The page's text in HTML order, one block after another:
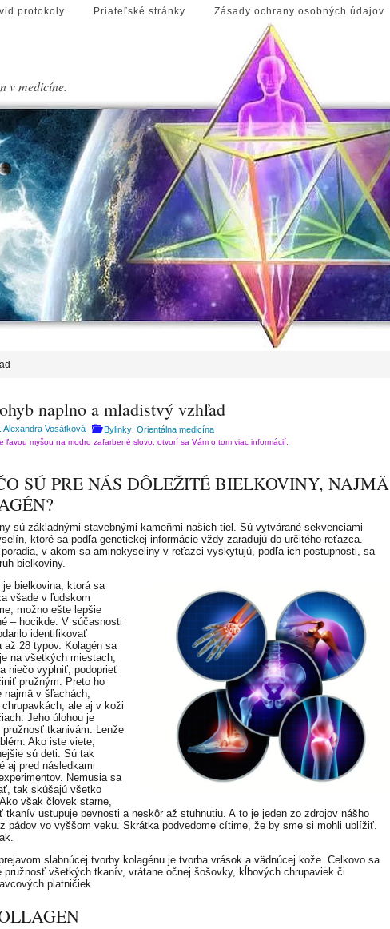
protokoly Priateľské stránky Zásady ochrany osobných údajov
v medicíne.
naplno a mladistvý vzhľad
Alexandra Vosátková Bylinky, Orientálna medicína
ľavou myšou na modro zafarbené slovo, otvorí sa Vám o tom viac informácií.
SÚ PRE NÁS DÔLEŽITÉ BIELKOVINY, NAJMÄ
sú základnými stavebnými kameňmi našich tiel. Sú vytvárané sekvenciami
ktoré sa podľa genetickej informácie vždy zaraďujú do určitého reťazca.
v akom sa aminokyseliny v reťazci vyskytujú, podľa ich postupnosti, sa
bielkoviny.
je bielkovina, ktorá sa
všade v ľudskom
možno ešte lepšie
– hocikde. V súčasnosti
identifikovať
až 28 typov. Kolagén sa
na všetkých miestach,
niečo vyplniť, podoprieť
pružným. Preto ho
najmä v šľachách,
ale aj v koži
Jeho úlohou je
pružnosť tkanivám. Lenže
Ako iste viete,
sú deti. Sú tak
aj pred následkami
Nemusia sa
tak skúšajú všetko
však človek starne,
tkanív ustupuje pevnosti a neskôr až stuhnutiu. A to je jeden zo zdrojov nášho
pádov vo vyššom veku. Skrátka podvedome cítime, že by sme si mohli ublížiť.
slabnúcej tvorby kolagénu je tvorba vrások a vädnúcej kože. Celkovo sa
pružnosť všetkých tkanív, vrátane očnej šošovky, kĺbových chrupaviek či
platničiek.